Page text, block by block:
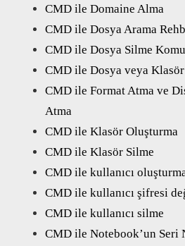
CMD ile Domaine Alma
CMD ile Dosya Arama
CMD ile Dosya Silme
CMD ile Dosya veya
CMD ile Format Atma ve
Atma
CMD ile Klasör Oluşturma
CMD ile Klasör Silme
CMD ile kullanıcı
CMD ile kullanıcı şifresi
CMD ile kullanıcı silme
CMD ile Notebook’un Seri